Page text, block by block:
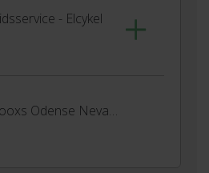
- Elcykel
New Looxs Odense Nevada Rygsæk